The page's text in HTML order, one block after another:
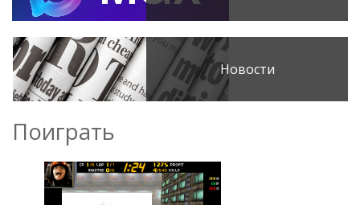
Новости
Поиграть